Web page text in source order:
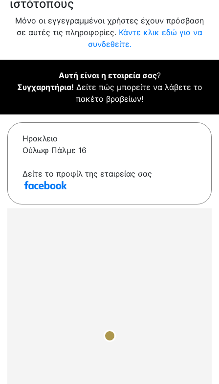
ιστότοπους
Μόνο οι εγγεγραμμένοι χρήστες έχουν πρόσβαση
σε αυτές τις πληροφορίες. Κάντε κλικ εδώ για να
συνδεθείτε.
Αυτή είναι η εταιρεία σας?
Συγχαρητήρια! Δείτε πώς μπορείτε να λάβετε το
πακέτο βραβείων!
Ηρακλειο
Ούλωφ Πάλμε 16
Δείτε το προφίλ της εταιρείας σας